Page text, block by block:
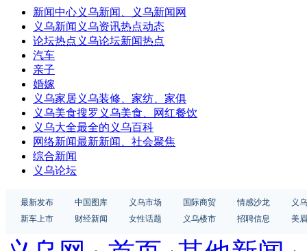
新闻中心义乌新闻、义乌新闻网
义乌新闻 义乌资讯热点动态
论坛热点 义乌论坛新闻热点
汽车
亲子
婚嫁
义乌家居义乌装修、家纺、家俱
义乌美食搜罗义乌美食、网红餐饮
义乌大全最全的义乌百科
网络新闻最新新闻、社会聚焦
综合新闻
义乌论坛
最新发布 中国图库 义乌市场 国际商贸 情感沙龙
义
新车上市
财经新闻 女性话题 义乌楼市 招聘信息 美